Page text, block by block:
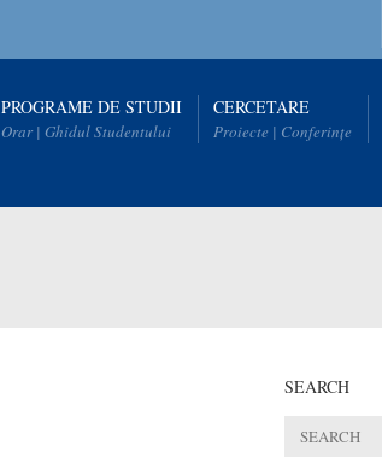
PROGRAME DE STUDII
Orar | Ghidul Studentului
CERCETARE
Proiecte | Conferințe
SEARCH